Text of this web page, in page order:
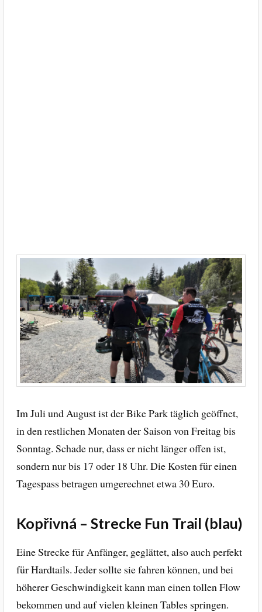
Im Juli und August ist der Bike Park täglich geöffnet,
in den restlichen Monaten der Saison von Freitag bis
Sonntag. Schade nur, dass er nicht länger offen ist,
sondern nur bis 17 oder 18 Uhr. Die Kosten für einen
Tagespass betragen umgerechnet etwa 30 Euro.
Kopřivná – Strecke Fun Trail (blau)
Eine Strecke für Anfänger, geglättet, also auch perfekt
für Hardtails. Jeder sollte sie fahren können, und bei
höherer Geschwindigkeit kann man einen tollen Flow
bekommen und auf vielen kleinen Tables springen.